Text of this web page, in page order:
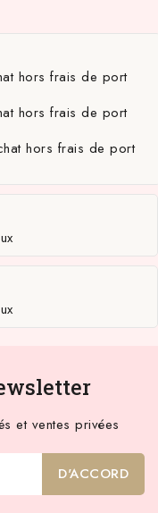
hors frais de port
hors frais de port
hors frais de port
et ventes privées